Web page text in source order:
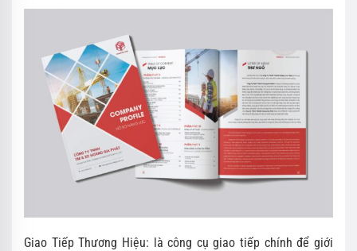
Giao Tiếp Thương Hiệu: là công cụ giao tiếp chính để giới